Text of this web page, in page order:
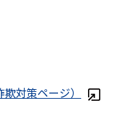
対策ページ）